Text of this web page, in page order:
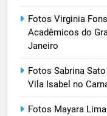
Fotos Virginia
Acadêmicos do
Janeiro
Fotos Sabrina
Vila Isabel no
Fotos Mayara